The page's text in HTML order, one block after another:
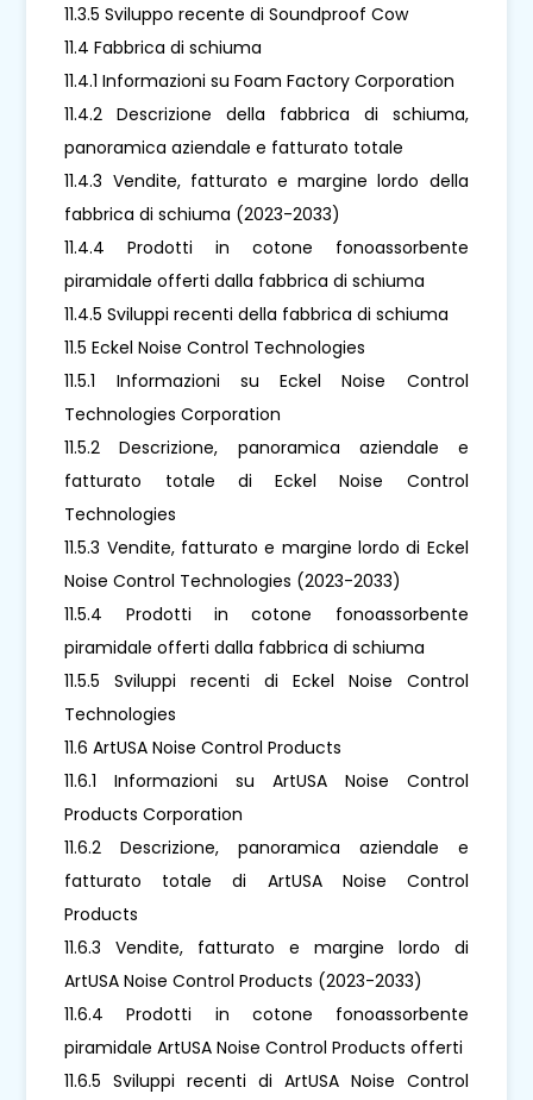
11.3.5 Sviluppo recente di Soundproof Cow
11.4 Fabbrica di schiuma
11.4.1 Informazioni su Foam Factory Corporation
11.4.2 Descrizione della fabbrica di schiuma,
panoramica aziendale e fatturato totale
11.4.3 Vendite, fatturato e margine lordo della
fabbrica di schiuma (2023-2033)
11.4.4 Prodotti in cotone fonoassorbente
piramidale offerti dalla fabbrica di schiuma
11.4.5 Sviluppi recenti della fabbrica di schiuma
11.5 Eckel Noise Control Technologies
11.5.1 Informazioni su Eckel Noise Control
Technologies Corporation
11.5.2 Descrizione, panoramica aziendale e
fatturato totale di Eckel Noise Control
Technologies
11.5.3 Vendite, fatturato e margine lordo di Eckel
Noise Control Technologies (2023-2033)
11.5.4 Prodotti in cotone fonoassorbente
piramidale offerti dalla fabbrica di schiuma
11.5.5 Sviluppi recenti di Eckel Noise Control
Technologies
11.6 ArtUSA Noise Control Products
11.6.1 Informazioni su ArtUSA Noise Control
Products Corporation
11.6.2 Descrizione, panoramica aziendale e
fatturato totale di ArtUSA Noise Control
Products
11.6.3 Vendite, fatturato e margine lordo di
ArtUSA Noise Control Products (2023-2033)
11.6.4 Prodotti in cotone fonoassorbente
piramidale ArtUSA Noise Control Products offerti
11.6.5 Sviluppi recenti di ArtUSA Noise Control